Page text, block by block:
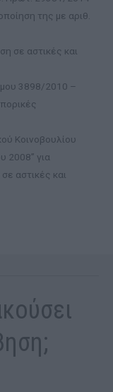
της με αριθ.
σε αστικές και
3898/2010 –
Κοινοβουλίου
2008” για
αστικές και